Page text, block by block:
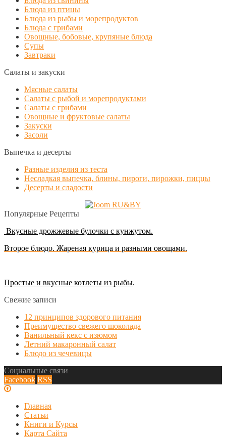
Блюда из птицы
Блюда из рыбы и морепродуктов
Блюда с грибами
Овощные, бобовые, крупяные блюда
Супы
Завтраки
Салаты и закуски
Мясные салаты
Салаты с рыбой и морепродуктами
Салаты с грибами
Овощные и фруктовые салаты
Закуски
Засоли
Выпечка и десерты
Разные изделия из теста
Несладкая выпечка, блины, пироги, пирожки, пиццы
Десерты и сладости
Популярные Рецепты
Вкусные дрожжевые булочки с кунжутом.
Второе блюдо. Жареная курица и разными овощами.
Простые и вкусные котлеты из рыбы.
Свежие записи
12 принципов здорового питания
Преимущество свежего шоколада
Ванильный кекс с изюмом
Летний макаронный салат
Блюдо из чечевицы
Социальные связи
Facebook RSS
Главная
Статьи
Книги и Курсы
Карта Сайта